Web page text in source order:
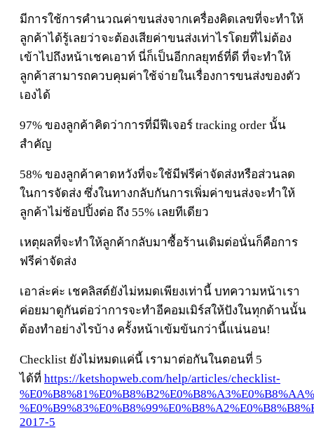
มีการใช้การคำนวณค่าขนส่งจากเครื่องคิดเลขที่จะทำให้
ลูกค้าได้รู้เลยว่าจะต้องเสียค่าขนส่งเท่าไรโดยที่ไม่ต้อง
เข้าไปถึงหน้าเชคเอาท์ นี่ก็เป็นอีกกลยุทธ์ที่ดี ที่จะทำให้
ลูกค้าสามารถควบคุมค่าใช้จ่ายในเรื่องการขนส่งของตัว
เองได้
97% ของลูกค้าคิดว่าการที่มีฟีเจอร์ tracking order นั้น
สำคัญ
58% ของลูกค้าคาดหวังที่จะใช้มีฟรีค่าจัดส่งหรือส่วนลด
ในการจัดส่ง ซึ่งในทางกลับกันการเพิ่มค่าขนส่งจะทำให้
ลูกค้าไม่ช้อปปิ้งต่อ ถึง 55% เลยทีเดียว
เหตุผลที่จะทำให้ลูกค้ากลับมาซื้อร้านเดิมต่อนั่นก็คือการ
ฟรีค่าจัดส่ง
เอาล่ะค่ะ เชคลิสต์ยังไม่หมดเพียงเท่านี้ บทความหน้าเรา
ค่อยมาดูกันต่อว่าการจะทำอีคอมเมิร์สให้ปังในทุกด้านนั้น
ต้องทำอย่างไรบ้าง ครั้งหน้าเข้มข้นกว่านี้แน่นอน!
Checklist ยังไม่หมดแค่นี้ เรามาต่อกันในตอนที่ 5
ได้ที่ https://ketshopweb.com/help/articles/checklist-
2017-5